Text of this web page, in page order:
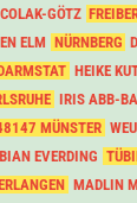
GÖTZ
ELM NÜRNBERG
HEIKE
IRIS ABB-
MÜNSTER
EVERDING
MADLIN